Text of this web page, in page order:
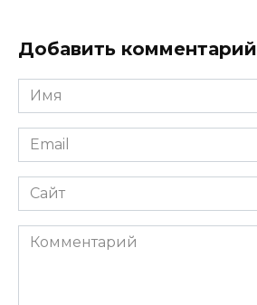
Добавить комментарий
Имя
*
Email
*
Сайт
Комментарий